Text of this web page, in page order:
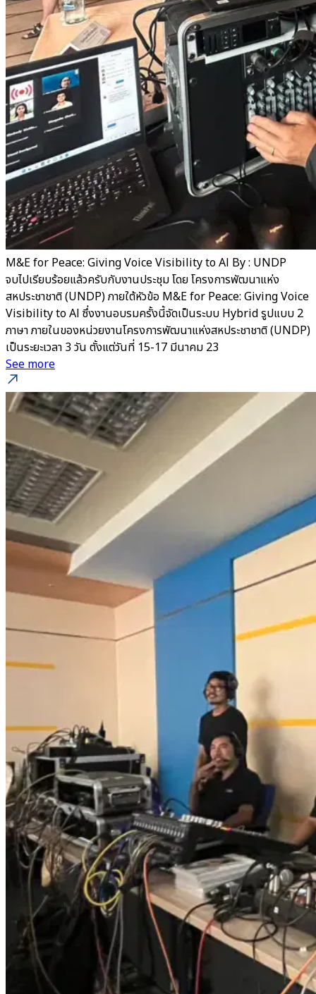
M&E for Peace: Giving Voice Visibility to Al By : UNDP
จบไปเรียบร้อยแล้วครับกับงานประชุม โดย โครงการพัฒนาแห่ง
สหประชาชาติ (UNDP) ภายใต้หัวข้อ M&E for Peace: Giving Voice
Visibility to Al ซึ่งงานอบรมครั้งนี้จัดเป็นระบบ Hybrid รูปแบบ 2
ภาษา ภายในของหน่วยงานโครงการพัฒนาแห่งสหประชาชาติ (UNDP)
เป็นระยะเวลา 3 วัน ตั้งแต่วันที่ 15-17 มีนาคม 23
See more